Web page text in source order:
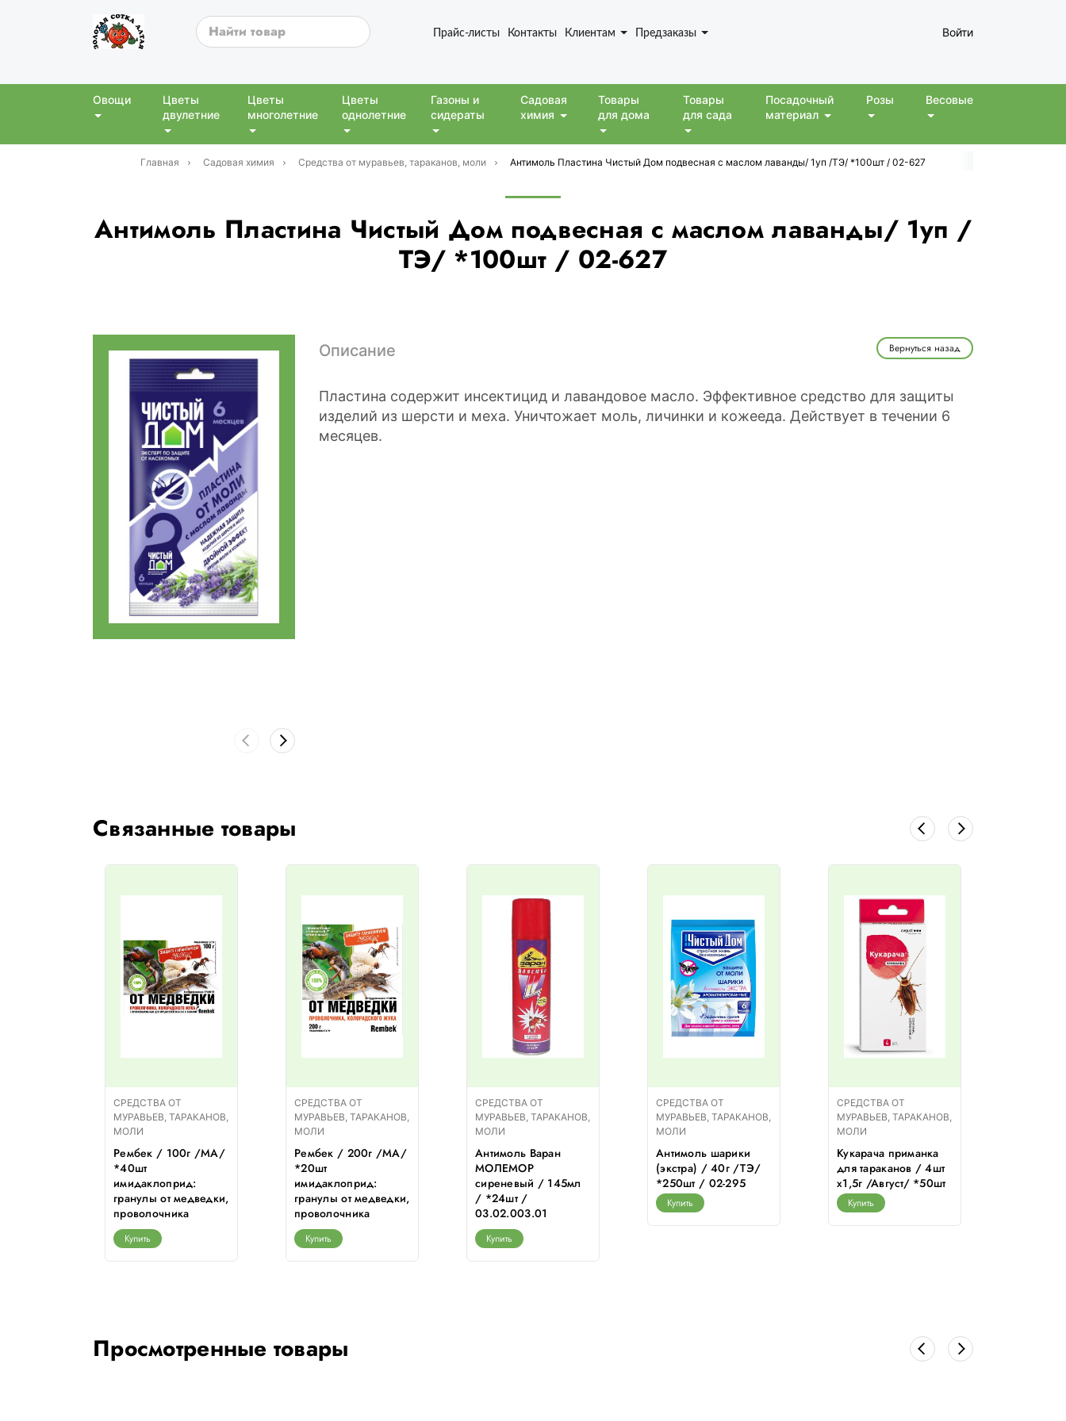
Прайс-листы Контакты Клиентам Предзаказы Войти
Овощи
Цветы
двулетние
Цветы
многолетние
Цветы
однолетние
Газоны и
сидераты
Садовая
химия
Товары
для дома
Товары
для сада
Посадочный
материал
Розы Весовые
Главная Садовая химия Средства от муравьев, тараканов, моли Антимоль Пластина Чистый Дом подвесная с маслом лаванды/ 1уп /ТЭ/ *100шт / 02-627
Антимоль Пластина Чистый Дом подвесная с маслом лаванды/ 1уп /
ТЭ/ *100шт / 02-627
Вернуться назад
Описание
Пластина содержит инсектицид и лавандовое масло. Эффективное средство для защиты
изделий из шерсти и меха. Уничтожает моль, личинки и кожееда. Действует в течении 6
месяцев.
Связанные товары
СРЕДСТВА ОТ
МУРАВЬЕВ, ТАРАКАНОВ,
МОЛИ
Рембек / 100г /МА/
*40шт
имидаклоприд:
гранулы от медведки,
проволочника
Купить
СРЕДСТВА ОТ
МУРАВЬЕВ, ТАРАКАНОВ,
МОЛИ
Рембек / 200г /МА/
*20шт
имидаклоприд:
гранулы от медведки,
проволочника
Купить
СРЕДСТВА ОТ
МУРАВЬЕВ, ТАРАКАНОВ,
МОЛИ
Антимоль Варан
МОЛЕМОР
сиреневый / 145мл
/ *24шт /
03.02.003.01
Купить
СРЕДСТВА ОТ
МУРАВЬЕВ, ТАРАКАНОВ,
МОЛИ
Антимоль шарики
(экстра) / 40г /ТЭ/
*250шт / 02-295
Купить
СРЕДСТВА ОТ
МУРАВЬЕВ, ТАРАКАНОВ,
МОЛИ
Кукарача приманка
для тараканов / 4шт
х1,5г /Август/ *50шт
Купить
Просмотренные товары